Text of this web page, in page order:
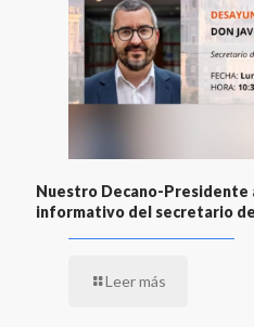
Nuestro Decano-Presidente
informativo del secretario
Leer más